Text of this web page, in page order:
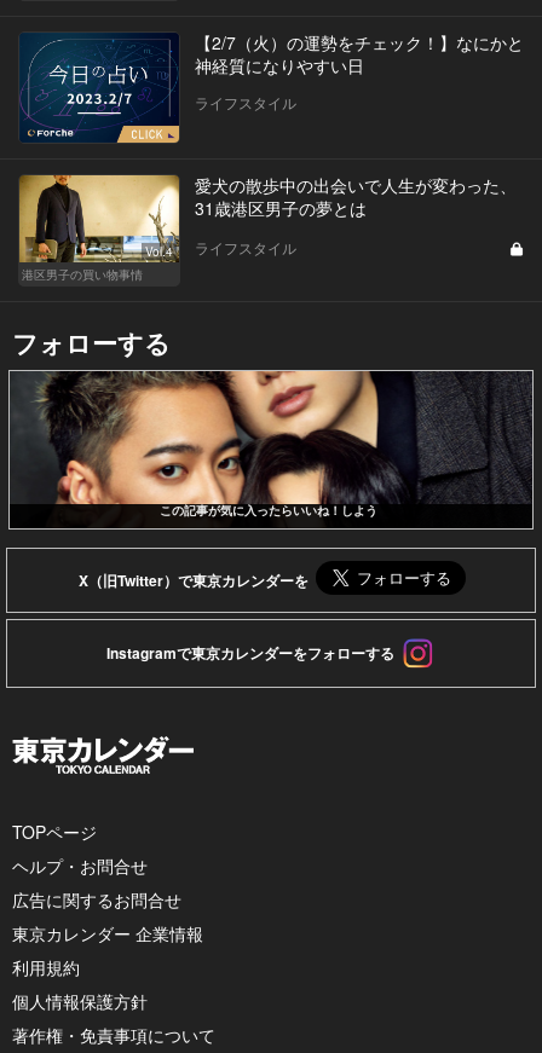
【2/7（火）の運勢をチェック！】なにかと
神経質になりやすい日
ライフスタイル
Vol.4
港区男子の買い物事情
愛犬の散歩中の出会いで人生が変わった、
31歳港区男子の夢とは
ライフスタイル
フォローする
この記事が気に入ったらいいね！しよう
X（旧Twitter）で東京カレンダーを
Instagramで東京カレンダーをフォローする
TOPページ
ヘルプ・お問合せ
広告に関するお問合せ
東京カレンダー 企業情報
利用規約
個人情報保護方針
著作権・免責事項について